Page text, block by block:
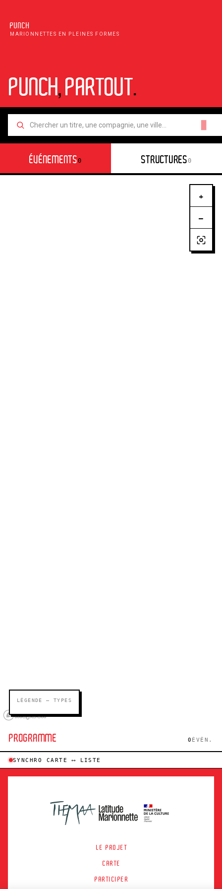
PUNCH
MARIONNETTES EN PLEINES FORMES
PUNCH,PARTOUT.
ÉVÉNEMENTS0 STRUCTURES0
+
−
LÉGENDE — TYPES
PROGRAMME 0 ÉVÉN.
SYNCHRO CARTE ⟷ LISTE
LE PROJET
CARTE
PARTICIPER